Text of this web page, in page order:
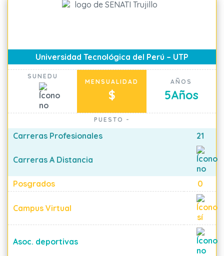
Universidad Tecnológica del Perú – UTP
SUNEDU
MENSUALIDAD
$
AÑOS
5Años
PUESTO -
Carreras Profesionales 21
Carreras A Distancia
Posgrados 0
Campus Virtual
Asoc. deportivas